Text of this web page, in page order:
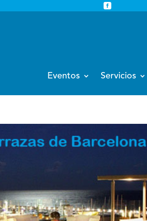

Eventos Servicios